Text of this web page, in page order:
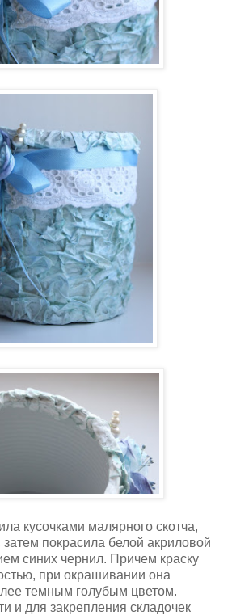
кусочками малярного скотча,
затем покрасила белой акриловой
синих чернил. Причем краску
при окрашивании она
темным голубым цветом.
и для закрепления складочек